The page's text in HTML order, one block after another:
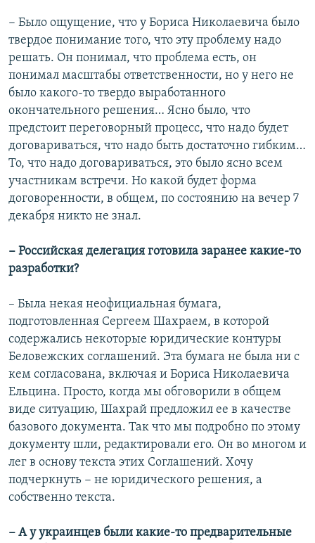
− Было ощущение, что у Бориса Николаевича было
твердое понимание того, что эту проблему надо
решать. Он понимал, что проблема есть, он
понимал масштабы ответственности, но у него не
было какого-то твердо выработанного
окончательного решения… Ясно было, что
предстоит переговорный процесс, что надо будет
договариваться, что надо быть достаточно гибким…
То, что надо договариваться, это было ясно всем
участникам встречи. Но какой будет форма
договоренности, в общем, по состоянию на вечер 7
декабря никто не знал.
− Российская делегация готовила заранее какие-то
разработки?
– Была некая неофициальная бумага,
подготовленная Сергеем Шахраем, в которой
содержались некоторые юридические контуры
Беловежских соглашений. Эта бумага не была ни с
кем согласована, включая и Бориса Николаевича
Ельцина. Просто, когда мы обговорили в общем
виде ситуацию, Шахрай предложил ее в качестве
базового документа. Так что мы подробно по этому
документу шли, редактировали его. Он во многом и
лег в основу текста этих Соглашений. Хочу
подчеркнуть − не юридического решения, а
собственно текста.
− А у украинцев были какие-то предварительные